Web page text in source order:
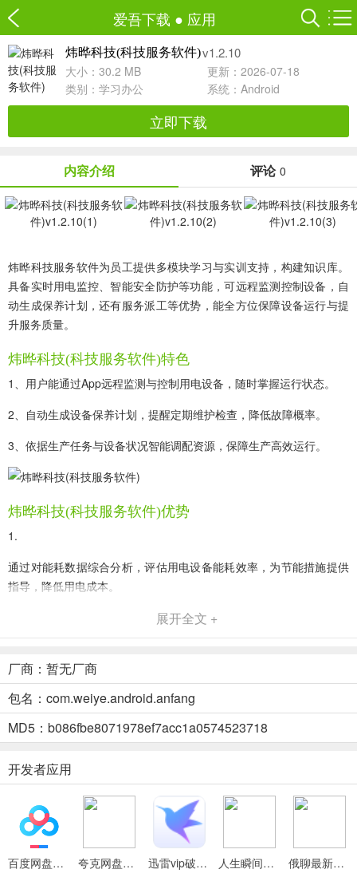
爱吾下载 ● 应用
炜晔科技(科技服务软件)v1.2.10
大小：30.2 MB
更新：2026-07-18
类别： 学习办公 系统：Android
立即下载
内容介绍 评论 0
炜晔科技服务软件为员工提供多模块学习与实训支持，构建知识库。
具备实时用电监控、智能安全防护等功能，可远程监测控制设备，自
动生成保养计划，还有服务派工等优势，能全方位保障设备运行与提
升服务质量。
炜晔科技(科技服务软件)特色
1、用户能通过App远程监测与控制用电设备，随时掌握运行状态。
2、自动生成设备保养计划，提醒定期维护检查，降低故障概率。
3、依据生产任务与设备状况智能调配资源，保障生产高效运行。
炜晔科技(科技服务软件)优势
1.
通过对能耗数据综合分析，评估用电设备能耗效率，为节能措施提供
指导，降低用电成本。
服务任务高效开展。
3.
开展客户满意度调查与分析，借助多维度评价体系，推动服务质量持
4.
App整合多种反馈途径，针对疑难工单配备问题提报等功能，保障问
题及时解决。
展开全文 +
厂商：暂无厂商
包名：com.weiye.android.anfang
MD5：b086fbe8071978ef7acc1a0574523718
开发者应用
百度网盘绿色免安装Pc电脑版 夸克网盘官方正式版 迅雷vip破解版永久会员2024版 人生瞬间最新手机版 俄聊最新手机版